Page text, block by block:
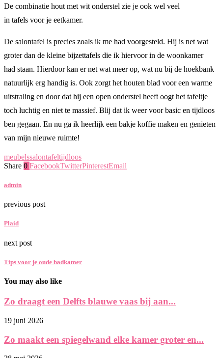
De combinatie hout met wit onderstel zie je ook wel veel
in tafels voor je eetkamer.
De salontafel is precies zoals ik me had voorgesteld. Hij is net wat
groter dan de kleine bijzettafels die ik hiervoor in de woonkamer
had staan. Hierdoor kan er net wat meer op, wat nu bij de hoekbank
natuurlijk erg handig is. Ook zorgt het houten blad voor een warme
uitstraling en door dat hij een open onderstel heeft oogt het tafeltje
toch luchtig en niet te massief. Blij dat ik weer voor basic en tijdloos
ben gegaan. En nu ga ik heerlijk een bakje koffie maken en genieten
van mijn nieuwe ruimte!
meubelssalontafeltijdloos
Share 0 FacebookTwitterPinterestEmail
admin
previous post
Plaid
next post
Tips voor je oude badkamer
You may also like
Zo draagt een Delfts blauwe vaas bij aan...
19 juni 2026
Zo maakt een spiegelwand elke kamer groter en...